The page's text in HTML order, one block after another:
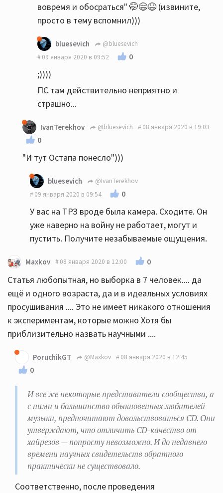
вовремя и обосраться" 🤭😄😆 (извините,
просто в тему вспомнил)))
bluesevich
@bluesevich
09 января 2020 в 09:52
0
;))))
ПС там действительно неприятно и
страшно...
IvanTerekhov @bluesevich 08 января 2020 в 19:03
0
"И тут Остапа понесло")))
bluesevich
@IvanTerekhov
09 января 2020 в 09:54
0
У вас на ТРЗ вроде была камера. Сходите. Он
уже наверно на войну не работает, могут и
пустить. Получите незабываемые ощущения.
Maxkov 08 января 2020 в 12:00 0
Статья любопытная, но выборка в 7 человек.... да
ещё и одного возраста, да и в идеальных условиях
просушивания .... Это не имеет никакого отношения
к экспериментам, которые можно Хотя бы
приблизительно назвать научными ....
PoruchikGT @Maxkov 08 января 2020 в 12:45
0
И все же некоторые представители сообщества, а
с ними и большинство обыкновенных любителей
музыки, предпочитают довольствоваться CD. Они
утверждают, что отличить CD-качество от
хайрезов — попросту невозможно. И до недавнего
времени научных свидетельств обратного
практически не существовало.
Соответственно, после проведения